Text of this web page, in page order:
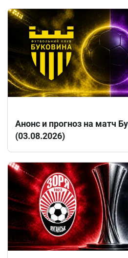
Анонс и прогноз на матч
(03.08.2026)